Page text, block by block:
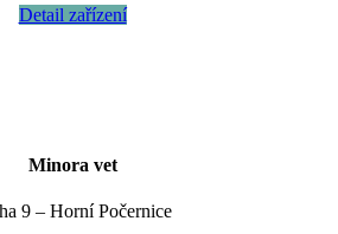
Detail zařízení
Minora vet
9 – Horní Počernice